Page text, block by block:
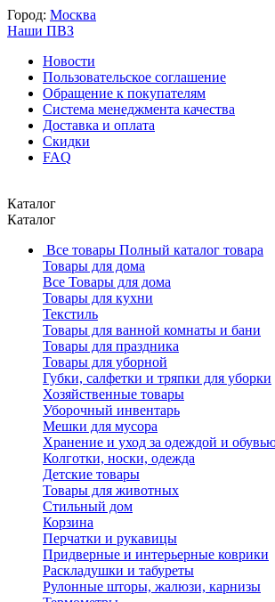
Город: Москва
Наши ПВЗ
Новости
Пользовательское соглашение
Обращение к покупателям
Система менеджмента качества
Доставка и оплата
Скидки
FAQ
Каталог
Каталог
Все товары Полный каталог товара
Товары для дома
Все Товары для дома
Товары для кухни
Текстиль
Товары для ванной комнаты и бани
Товары для праздника
Товары для уборной
Губки, салфетки и тряпки для уборки
Хозяйственные товары
Уборочный инвентарь
Мешки для мусора
Хранение и уход за одеждой и
Колготки, носки, одежда
Детские товары
Товары для животных
Стильный дом
Корзина
Перчатки и рукавицы
Придверные и интерьерные коврики
Раскладушки и табуреты
Рулонные шторы, жалюзи, карнизы